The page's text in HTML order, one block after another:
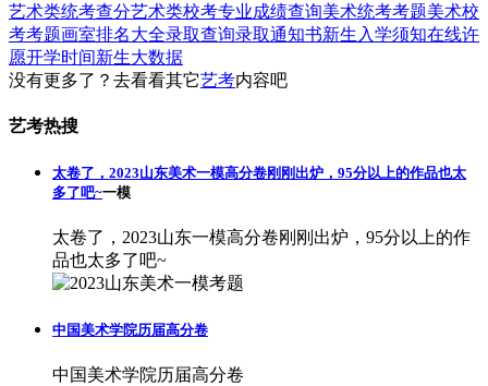
艺术类统考查分艺术类校考专业成绩查询美术统考考题美术校
考考题画室排名大全录取查询录取通知书新生入学须知在线许
愿开学时间新生大数据
没有更多了？去看看其它艺考内容吧
艺考热搜
太卷了，2023山东美术一模高分卷刚刚出炉，95分以上的作品也太
多了吧~一模
太卷了，2023山东一模高分卷刚刚出炉，95分以上的作
品也太多了吧~
中国美术学院历届高分卷
中国美术学院历届高分卷